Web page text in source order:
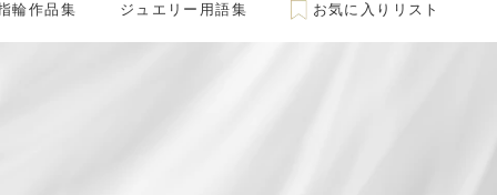
輪作品集 ジュエリー用語集 お気に入りリスト